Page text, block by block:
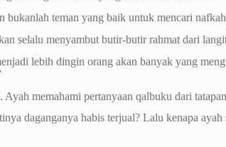
teman yang baik untuk mencari
selalu menyambut butir-butir rahmat dari
lebih dingin orang akan banyak yang
memahami pertanyaan qalbuku dari
daganganya habis terjual? Lalu kenapa